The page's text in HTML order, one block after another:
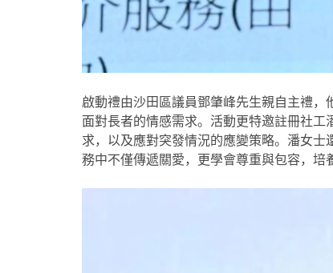
啟動禮由沙田區議員鄧肇峰先生親自主禮
面對長者的情感需求。活動更特邀註冊社
求，以及應對突發情況的應變策略。潘女
務中不僅傳遞關愛，更學會尊重與包容，培